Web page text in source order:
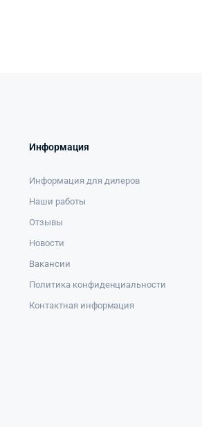
Информация
Информация для дилеров
Наши работы
Отзывы
Новости
Вакансии
Политика конфиденциальности
Контактная информация